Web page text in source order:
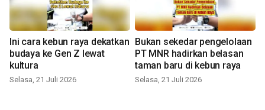
Ini cara kebun raya dekatkan
budaya ke Gen Z lewat
kultura
Selasa, 21 Juli 2026
Bukan sekedar pengelolaan
PT MNR hadirkan belasan
taman baru di kebun raya
Selasa, 21 Juli 2026